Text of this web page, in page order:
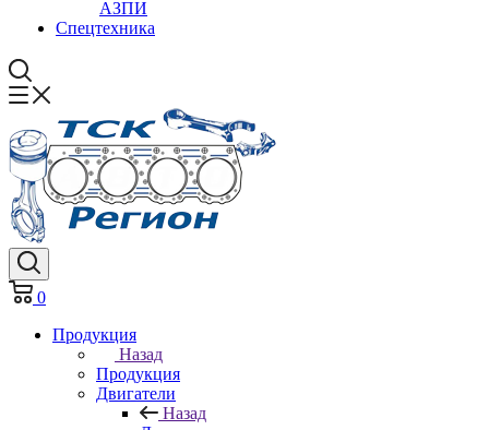
АЗПИ
Спецтехника
0
Продукция
Назад
Продукция
Двигатели
Назад